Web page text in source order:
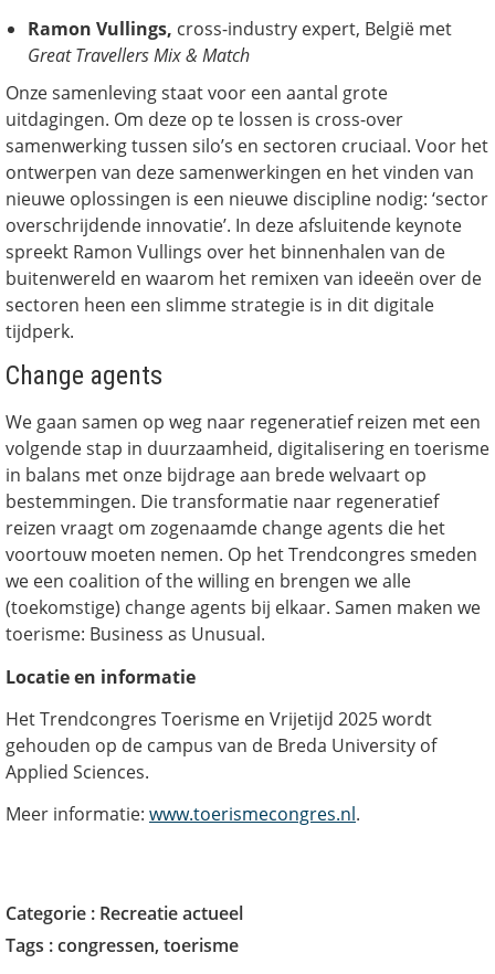
Ramon Vullings, cross-industry expert, België met
Great Travellers Mix & Match
Onze samenleving staat voor een aantal grote
uitdagingen. Om deze op te lossen is cross-over
samenwerking tussen silo’s en sectoren cruciaal. Voor het
ontwerpen van deze samenwerkingen en het vinden van
nieuwe oplossingen is een nieuwe discipline nodig: ‘sector
overschrijdende innovatie’. In deze afsluitende keynote
spreekt Ramon Vullings over het binnenhalen van de
buitenwereld en waarom het remixen van ideeën over de
sectoren heen een slimme strategie is in dit digitale
tijdperk.
Change agents
We gaan samen op weg naar regeneratief reizen met een
volgende stap in duurzaamheid, digitalisering en toerisme
in balans met onze bijdrage aan brede welvaart op
bestemmingen. Die transformatie naar regeneratief
reizen vraagt om zogenaamde change agents die het
voortouw moeten nemen. Op het Trendcongres smeden
we een coalition of the willing en brengen we alle
(toekomstige) change agents bij elkaar. Samen maken we
toerisme: Business as Unusual.
Locatie en informatie
Het Trendcongres Toerisme en Vrijetijd 2025 wordt
gehouden op de campus van de Breda University of
Applied Sciences.
Meer informatie: www.toerismecongres.nl.
Categorie : Recreatie actueel
Tags :congressen, toerisme